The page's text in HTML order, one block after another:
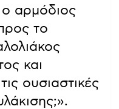
ο αρμόδιος
το
και
ουσιαστικές